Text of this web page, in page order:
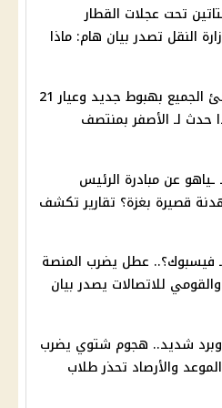
تحت عجلات القطار
النقل تصدر بيان هام: ماذا
الذهب يفاجئ الجميع بهبوط جديد وعيار 21
حدث لـ الأصفر بمنتصف
ـياهو عن مبادرة الرئيس
قصيرة بغزة؟ تقارير تكشف
فيسبوك؟.. عطل يضرب المنصة
للاتصالات يصدر بيان
وبرد شديد.. هجوم شتوي يضرب
والأرصاد تحذر طلاب